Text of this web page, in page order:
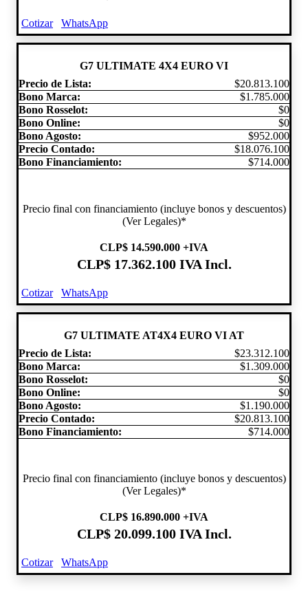
Cotizar WhatsApp
G7 ULTIMATE 4X4 EURO VI
Precio de Lista:
$20.813.100
Bono Marca:
$1.785.000
Bono Rosselot:
$0
Bono Online:
$0
Bono Agosto:
$952.000
Precio Contado:
$18.076.100
Bono Financiamiento:
$714.000
Precio final con financiamiento (incluye bonos y descuentos)
(Ver Legales)*
CLP$ 14.590.000 +IVA
CLP$ 17.362.100IVA Incl.
Cotizar WhatsApp
G7 ULTIMATE AT4X4 EURO VI AT
Precio de Lista:
$23.312.100
Bono Marca:
$1.309.000
Bono Rosselot:
$0
Bono Online:
$0
Bono Agosto:
$1.190.000
Precio Contado:
$20.813.100
Bono Financiamiento:
$714.000
Precio final con financiamiento (incluye bonos y descuentos)
(Ver Legales)*
CLP$ 16.890.000 +IVA
CLP$ 20.099.100IVA Incl.
Cotizar WhatsApp